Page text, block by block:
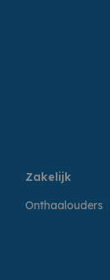
Zakelijk
Onthaalouders